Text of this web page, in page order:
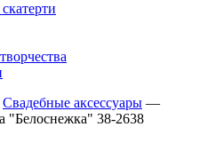
Свадебные аксессуары —
"Белоснежка" 38-2638